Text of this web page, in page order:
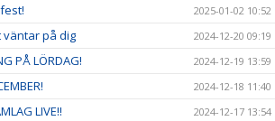
2025-01-02 10:52
väntar på dig 2024-12-20 09:19
PÅ LÖRDAG! 2024-12-19 13:59
2024-12-18 11:40
LIVE!! 2024-12-17 13:54